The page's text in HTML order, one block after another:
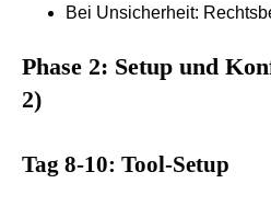
Bei Unsicherheit:
Phase 2: Setup und
2)
Tag 8-10: Tool-Setup